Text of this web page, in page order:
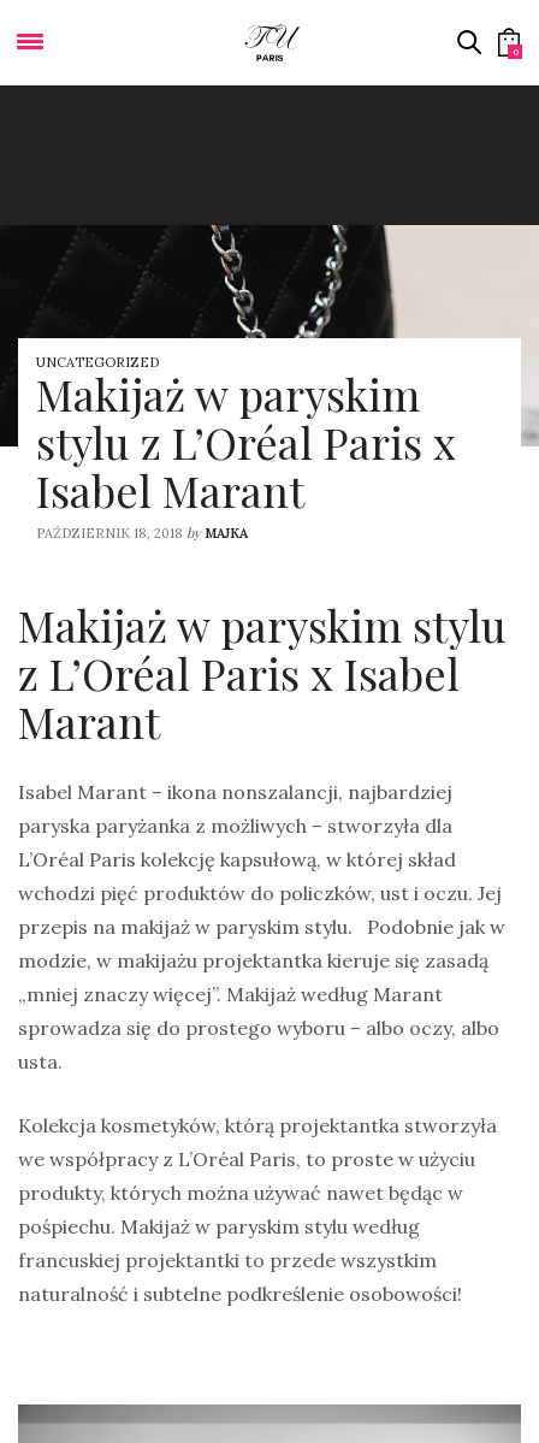
0
UNCATEGORIZED
Makijaż w paryskim
stylu z L’Oréal Paris x
Isabel Marant
PAŹDZIERNIK 18, 2018 by MAJKA
Makijaż w paryskim stylu
z L’Oréal Paris x Isabel
Marant
Isabel Marant – ikona nonszalancji, najbardziej
paryska paryżanka z możliwych – stworzyła dla
L’Oréal Paris kolekcję kapsułową, w której skład
wchodzi pięć produktów do policzków, ust i oczu. Jej
przepis na makijaż w paryskim stylu. Podobnie jak w
modzie, w makijażu projektantka kieruje się zasadą
„mniej znaczy więcej”. Makijaż według Marant
sprowadza się do prostego wyboru – albo oczy, albo
usta.
Kolekcja kosmetyków, którą projektantka stworzyła
we współpracy z L’Oréal Paris, to proste w użyciu
produkty, których można używać nawet będąc w
pośpiechu. Makijaż w paryskim stylu według
francuskiej projektantki to przede wszystkim
naturalność i subtelne podkreślenie osobowości!